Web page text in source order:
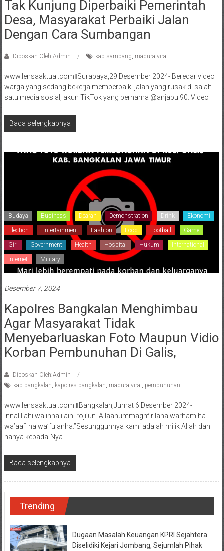
Tak Kunjung Diperbaiki Pemerintah
Desa, Masyarakat Perbaiki Jalan
Dengan Cara Sumbangan
Diposkan Oleh:Admin kab sampang, madura viral
www.lensaaktual.comǁSurabaya,29 Desember 2024- Beredar video
warga yang sedang bekerja memperbaiki jalan yang rusak di salah
satu media sosial, akun TikTok yang bernama @anjapul90. Video
Baca selengkapnya
Budaya Business Dearah Demonstration Drink Ekonomi
Election Entertainment Fashion Food Football Game
Girl Government Health Hospital Hukum International
Internet Military
Desember 7, 2024
Kapolres Bangkalan Menghimbau
Agar Masyarakat Tidak
Menyebarluaskan Foto Maupun Vidio
Korban Pembunuhan Di Galis,
Diposkan Oleh:Admin
kab.bangkalan kapolres bangkalan madura viral pembunuhan
www.lensaaktual.com.ǁBangkalan,Jumat 6 Desember 2024-
Innalillahi wa inna ilaihi roji’un. Allaahummaghfir laha warham ha
wa’aafi ha wa’fu anha.”Sesungguhnya kami adalah milik Allah dan
hanya kepada-Nya
Baca selengkapnya
Trending
Dugaan Masalah Keuangan KPRI Sejahtera
Diselidiki Kejari Jombang, Sejumlah Pihak